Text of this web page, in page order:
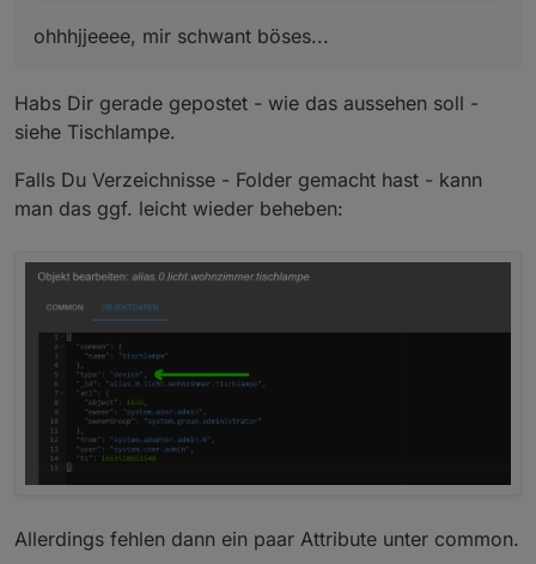
ohhhjjeeee, mir schwant böses...
Habs Dir gerade gepostet - wie das aussehen soll -
siehe Tischlampe.
Falls Du Verzeichnisse - Folder gemacht hast - kann
man das ggf. leicht wieder beheben:
Allerdings fehlen dann ein paar Attribute unter common.